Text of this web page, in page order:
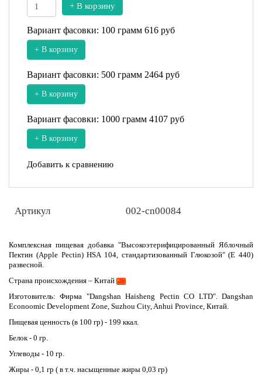
+ В корзину
Вариант фасовки: 100 грамм 616 руб
+ В корзину
Вариант фасовки: 500 грамм 2464 руб
+ В корзину
Вариант фасовки: 1000 грамм 4107 руб
+ В корзину
Добавить к сравнению
Артикул 002-cn00084
Комплексная пищевая добавка "Высокоэтерифицированный Яблочный
Пектин (Apple Pectin) HSA 104, стандартизованный Глюкозой" (E 440)
развесной.
Страна происхождения – Китай
Изготовитель: Фирма "Dangshan Haisheng Pectin CO LTD". Dangshan
Econoomic Development Zone, Suzhou City, Anhui Province, Китай.
Пищевая ценность (в 100 гр) - 199 ккал.
Белок - 0 гр.
Углеводы - 10 гр.
Жиры - 0,1 гр ( в т.ч. насыщенные жиры 0,03 гр)